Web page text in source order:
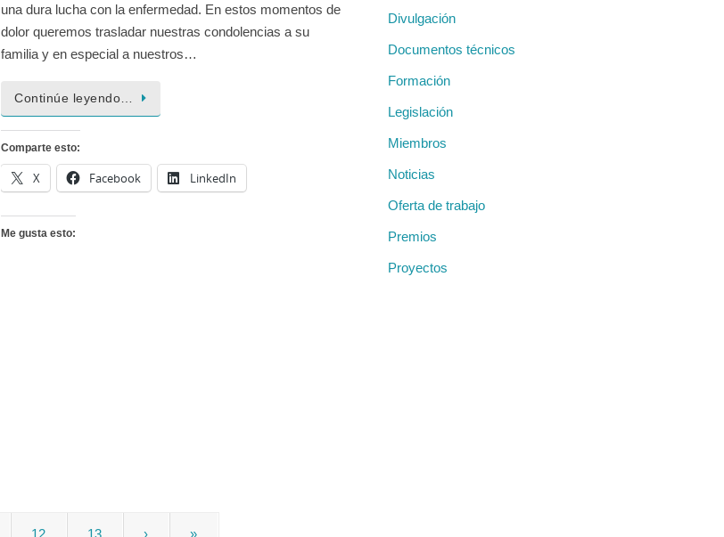
una dura lucha con la enfermedad. En estos momentos de
dolor queremos trasladar nuestras condolencias a su
familia y en especial a nuestros…
Continúe leyendo…
Comparte esto:
X Facebook LinkedIn
Me gusta esto:
12 13 › »
Divulgación
Documentos técnicos
Formación
Legislación
Miembros
Noticias
Oferta de trabajo
Premios
Proyectos